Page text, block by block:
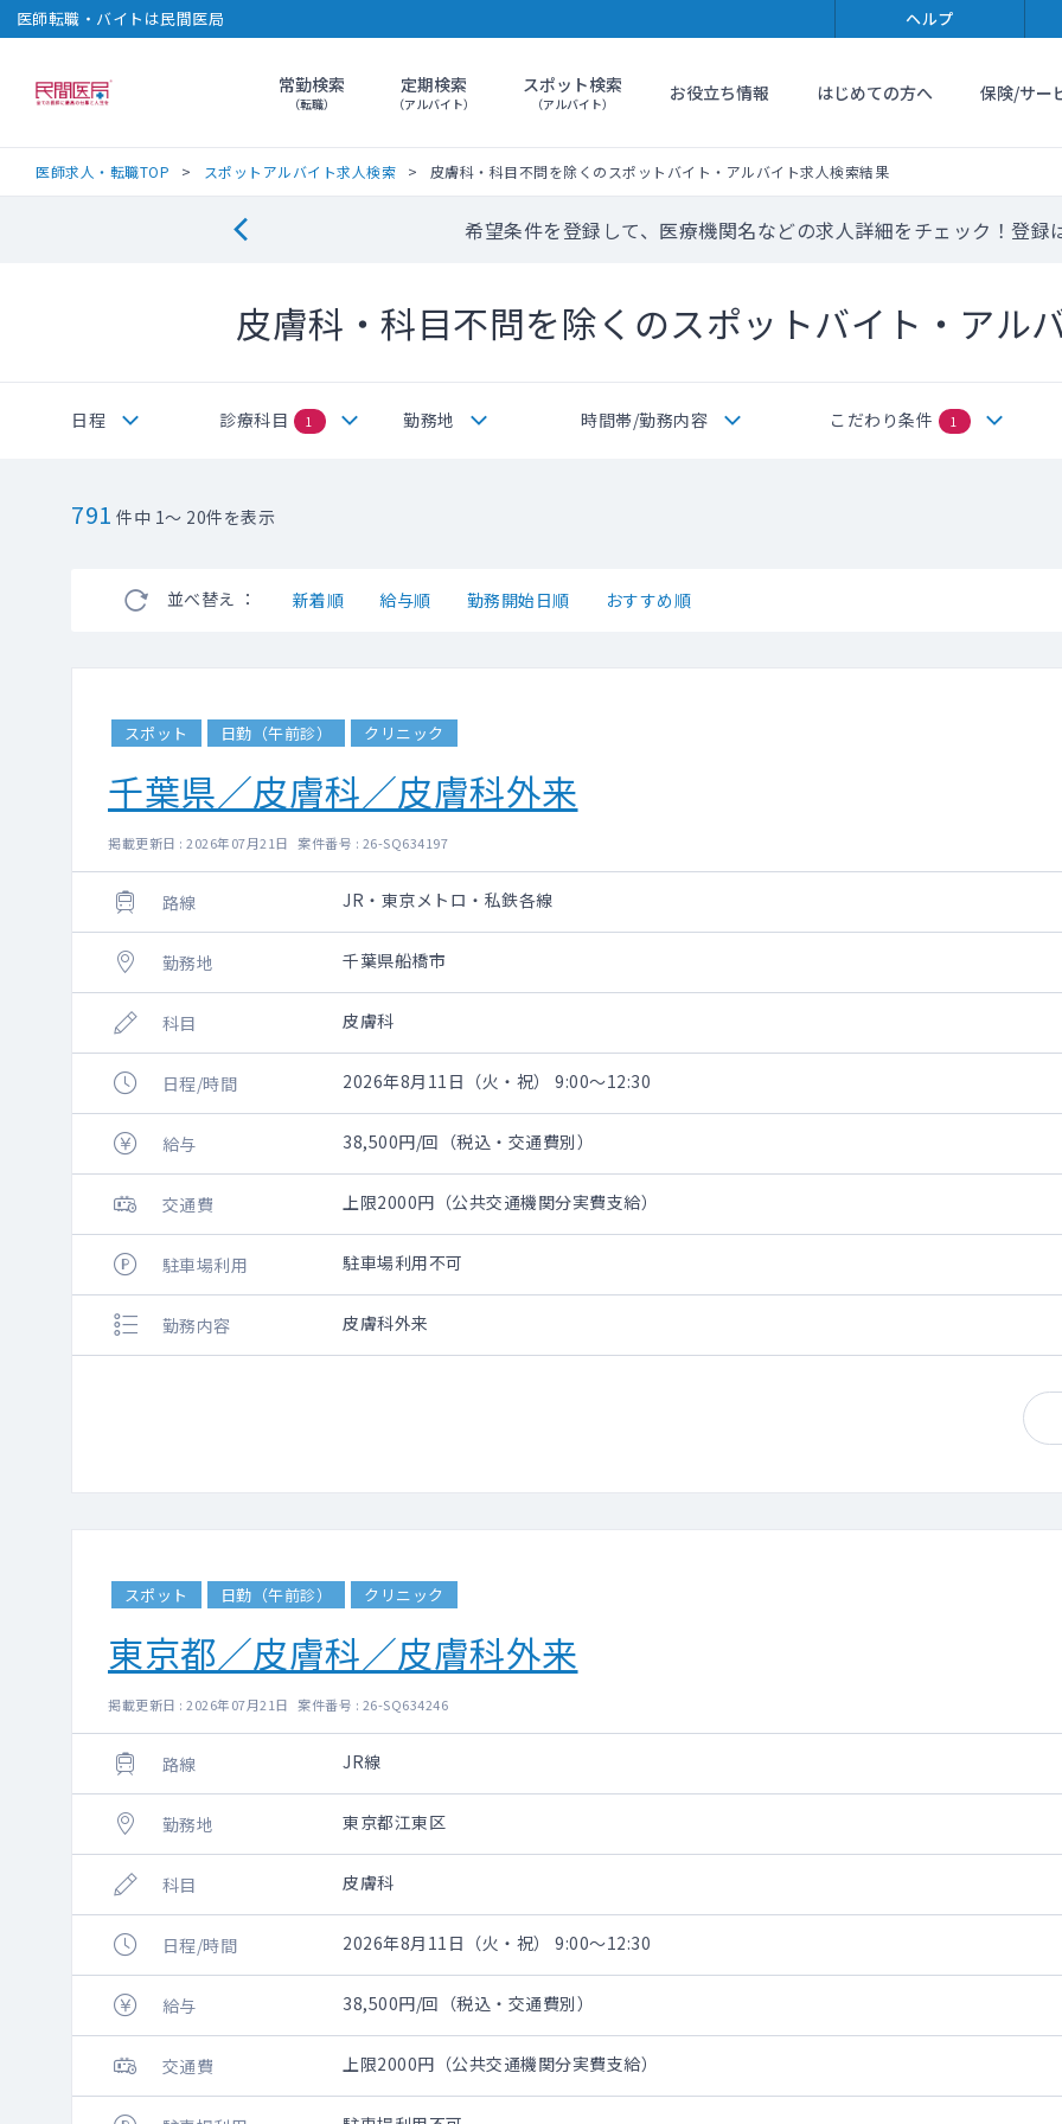
医師転職・バイトは民間医局 ヘルプ
民間医局常勤検索
（転職）
定期検索
（アルバイト）
スポット検索
（アルバイト） お役立ち情報 はじめての方へ 保険/サー
医師求人・転職TOP スポットアルバイト求人検索 皮膚科・科目不問を除くのスポットバイト・アルバイト求人検索結果
希望条件を登録して、医療機関名などの求人詳細をチェック！登録
皮膚科・科目不問を除くのスポットバイト・アル
日程 診療科目 1 勤務地 時間帯/勤務内容 こだわり条件 1
791 件中 1～ 20件を表示
並べ替え ： 新着順 給与順 勤務開始日順 おすすめ順
スポット 日勤（午前診） クリニック
千葉県／皮膚科／皮膚科外来
掲載更新日 : 2026年07月21日 案件番号 : 26-SQ634197
路線 JR・東京メトロ・私鉄各線
勤務地 千葉県船橋市
科目 皮膚科
日程/時間 2026年8月11日（火・祝） 9:00～12:30
給与 38,500円/回（税込・交通費別）
交通費 上限2000円（公共交通機関分実費支給）
駐車場利用 駐車場利用不可
勤務内容 皮膚科外来
スポット 日勤（午前診） クリニック
東京都／皮膚科／皮膚科外来
掲載更新日 : 2026年07月21日 案件番号 : 26-SQ634246
路線 JR線
勤務地 東京都江東区
科目 皮膚科
日程/時間 2026年8月11日（火・祝） 9:00～12:30
給与 38,500円/回（税込・交通費別）
交通費 上限2000円（公共交通機関分実費支給）